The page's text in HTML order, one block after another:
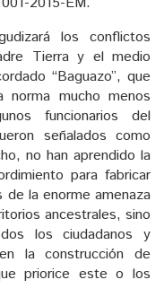
los conflictos
Tierra y el medio
“Baguazo”, que
norma mucho menos
funcionarios del
señalados como
no han aprendido la
para fabricar
la enorme amenaza
ancestrales, sino
los ciudadanos y
la construcción de
priorice este o los